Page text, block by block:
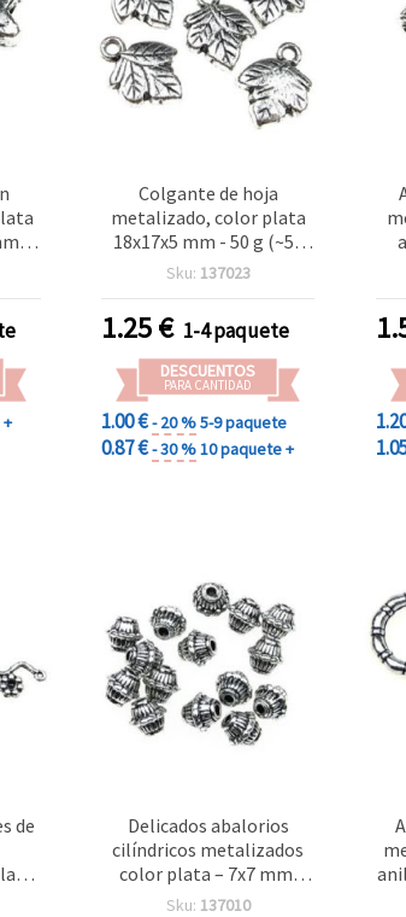
de
Colgante de hoja
metalizado, color plata
18x17x5 mm - 50 g (~57
uds)
Sku: 137023
1.25€ 1-4 paquete
DESCUENTOS
PARA CANTIDAD
1.00 €- 20 %5-9 paquete
0.87 €- 30 %10 paquete +
de
g,
Delicados abalorios
cilíndricos metalizados
color plata – 7x7 mm,
orificio 2 mm, ≈250 uds
Sku: 137010